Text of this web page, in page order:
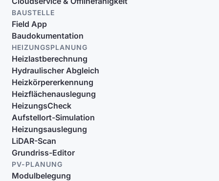
BAUSTELLE
Field App
Baudokumentation
HEIZUNGSPLANUNG
Heizlastberechnung
Hydraulischer Abgleich
Heizkörpererkennung
Heizflächenauslegung
HeizungsCheck
Aufstellort-Simulation
Heizungsauslegung
LiDAR-Scan
Grundriss-Editor
PV-PLANUNG
Modulbelegung